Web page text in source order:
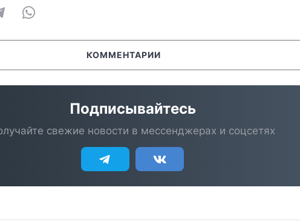
КОММЕНТАРИИ
Подписывайтесь
свежие новости в мессенджерах и соцсетях